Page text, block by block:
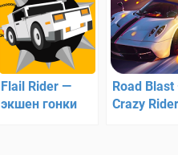
Flail Rider —
экшен гонки
Road
Crazy